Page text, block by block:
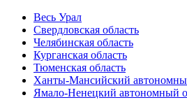
Весь Урал
Свердловская область
Челябинская область
Курганская область
Тюменская область
Ханты-Мансийский
Ямало-Ненецкий автономный